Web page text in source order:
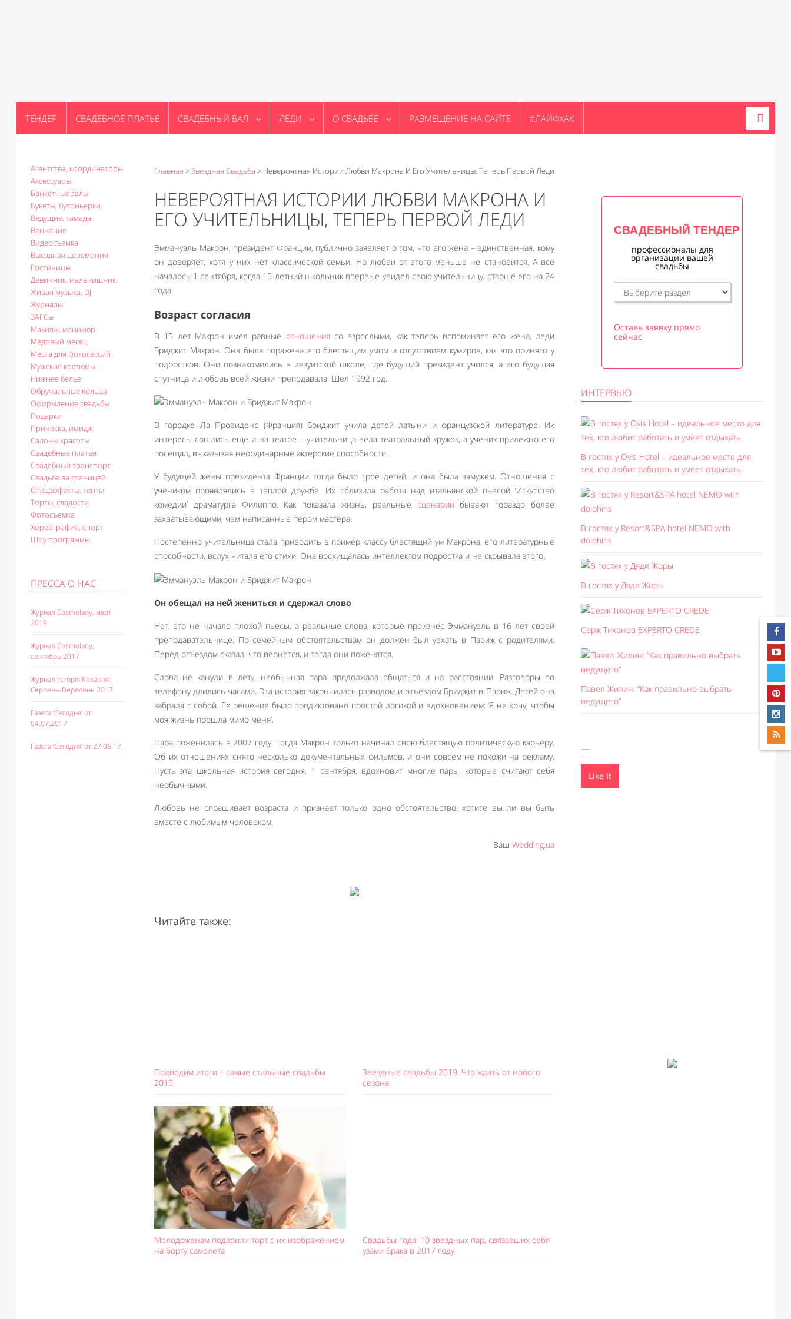
ТЕНДЕР СВАДЕБНОЕ ПЛАТЬЕ СВАДЕБНЫЙ БАЛ ЛЕДИ О СВАДЬБЕ РАЗМЕЩЕНИЕ НА САЙТЕ #ЛАЙФХАК
Агентства, координаторы
Аксессуары
Банкетные залы
Букеты, бутоньерки
Ведущие, тамада
Венчание
Видеосъемка
Выездная церемония
Гостиницы
Девичник, мальчишник
Живая музыка, DJ
Журналы
ЗАГСы
Макияж, маникюр
Медовый месяц
Места для фотосессий
Мужские костюмы
Нижнее белье
Обручальные кольца
Оформление свадьбы
Подарки
Прическа, имидж
Салоны красоты
Свадебные платья
Свадебный транспорт
Свадьба за границей
Спецэффекты, тенты
Торты, сладости
Фотосъемка
Хореография, спорт
Шоу программы
ПРЕССА О НАС
Журнал Cosmolady, март
2019
Журнал Cosmolady,
сентябрь 2017
Журнал ‘Історія Кохання’,
Серпень-Вересень 2017
Газета ‘Сегодня’ от
04.07.2017
Газета ‘Сегодня’ от 27.06.17
Главная >Звездная Свадьба > Невероятная Истории Любви Макрона И Его Учительницы, Теперь Первой Леди
НЕВЕРОЯТНАЯ ИСТОРИИ ЛЮБВИ МАКРОНА И
ЕГО УЧИТЕЛЬНИЦЫ, ТЕПЕРЬ ПЕРВОЙ ЛЕДИ
Эммануэль Макрон, президент Франции, публично заявляет о том, что его жена – единственная, кому
он доверяет, хотя у них нет классической семьи. Но любви от этого меньше не становится. А все
началось 1 сентября, когда 15-летний школьник впервые увидел свою учительницу, старше его на 24
года.
Возраст согласия
В 15 лет Макрон имел равные отношениясо взрослыми, как теперь вспоминает его жена, леди
Бриджит Макрон. Она была поражена его блестящим умом и отсутствием кумиров, как это принято у
подростков. Они познакомились в иезуитской школе, где будущий президент учился, а его будущая
спутница и любовь всей жизни преподавала. Шел 1992 год.
В городке Ла Провиденс (Франция) Бриджит учила детей латыни и французской литературе. Их
интересы сошлись еще и на театре – учительница вела театральный кружок, а ученик прилежно его
посещал, выказывая неординарные актерские способности.
У будущей жены президента Франции тогда было трое детей, и она была замужем. Отношения с
учеником проявлялись в теплой дружбе. Их сблизила работа над итальянской пьесой ‘Искусство
комедии’ драматурга Филиппо. Как показала жизнь, реальные сценариибывают гораздо более
захватывающими, чем написанные пером мастера.
Постепенно учительница стала приводить в пример классу блестящий ум Макрона, его литературные
способности, вслух читала его стихи. Она восхищалась интеллектом подростка и не скрывала этого.
Он обещал на ней жениться и сдержал слово
Нет, это не начало плохой пьесы, а реальные слова, которые произнес Эммануэль в 16 лет своей
преподавательнице. По семейным обстоятельствам он должен был уехать в Париж с родителями.
Перед отъездом сказал, что вернется, и тогда они поженятся.
Слова не канули в лету, необычная пара продолжала общаться и на расстоянии. Разговоры по
телефону длились часами. Эта история закончилась разводом и отъездом Бриджит в Париж. Детей она
забрала с собой. Ее решение было продиктовано простой логикой и вдохновением: ‘Я не хочу, чтобы
моя жизнь прошла мимо меня’.
Пара поженилась в 2007 году. Тогда Макрон только начинал свою блестящую политическую карьеру.
Об их отношениях снято несколько документальных фильмов, и они совсем не похожи на рекламу.
Пусть эта школьная история сегодня, 1 сентября, вдохновит многие пары, которые считают себя
необычными.
Любовь не спрашивает возраста и признает только одно обстоятельство: хотите вы ли вы быть
вместе с любимым человеком.
Ваш Wedding.ua
Читайте также:
Подводим итоги – самые стильные свадьбы
2019
Звездные свадьбы 2019. Что ждать от нового
сезона
Молодоженам подарили торт с их изображением
на борту самолета
Свадьбы года. 10 звездных пар, связавших себя
узами брака в 2017 году
СВАДЕБНЫЙ ТЕНДЕР
профессионалы для
организации вашей
свадьбы
Оставь заявку прямо
сейчас
ИНТЕРВЬЮ
В гостях у Ovis Hotel – идеальное место для
тех, кто любит работать и умеет отдыхать
В гостях у Resort&SPA hotel NEMO with
dolphins
В гостях у Дяди Жоры
Серж Тихонов EXPERTO CREDE
Павел Жилин: “Как правильно выбрать
ведущего”
Like It Like It